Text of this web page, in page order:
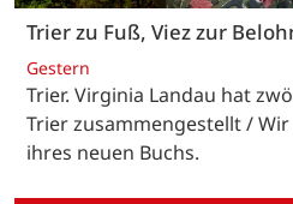
Trier zu Fuß, Viez zur
Gestern
Trier. Virginia Landau hat
Trier zusammengestellt /
ihres neuen Buchs.